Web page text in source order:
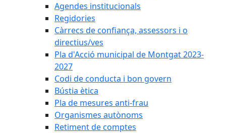
Agendes institucionals
Regidories
Càrrecs de confiança, assessors i o
directius/ves
Pla d'Acció municipal de Montgat 2023-
2027
Codi de conducta i bon govern
Bústia ètica
Pla de mesures anti-frau
Organismes autònoms
Retiment de comptes